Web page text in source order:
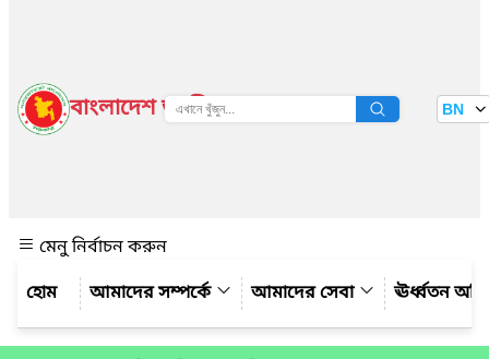
বাংলাদেশ জাতীয় তথ্য বাতায়ন BN
মেনু নির্বাচন করুন
আমাদের সম্পর্কে
আমাদের সেবা ঊর্ধ্বতন